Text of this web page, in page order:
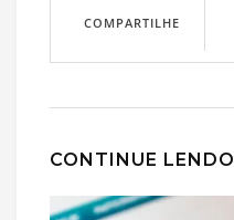
COMPARTILHE
CONTINUE LENDO